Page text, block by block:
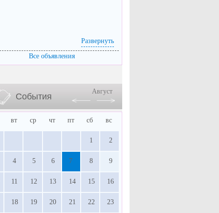
Развернуть
Все объявления
События
Август
вт ср чт пт сб вс
1 2
4 5 6 7 8 9
11 12 13 14 15 16
18 19 20 21 22 23